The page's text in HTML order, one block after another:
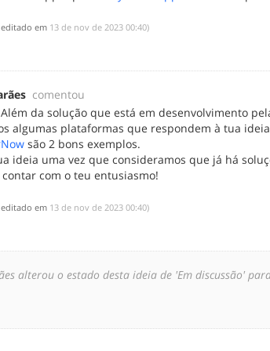
editado em ‎13 de nov de 2023 00:40)
comentou
da solução que está em desenvolvimento
algumas plataformas que respondem à tua
são 2 bons exemplos.
ideia uma vez que consideramos que já há
com o teu entusiasmo!
editado em ‎13 de nov de 2023 00:40)
alterou o estado desta ideia de 'Em discussão'